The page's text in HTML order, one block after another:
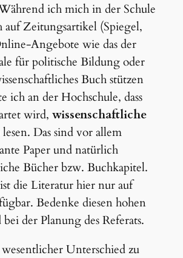
ich mich in der Schule
auf Zeitungsartikel (Spiegel,
Angebote wie das der
für politische Bildung oder
Buch stützen
ich an der Hochschule, dass
wird, wissenschaftliche
Das sind vor allem
Paper und natürlich
Bücher bzw. Buchkapitel.
die Literatur hier nur auf
Bedenke diesen hohen
der Planung des Referats.
Unterschied zu